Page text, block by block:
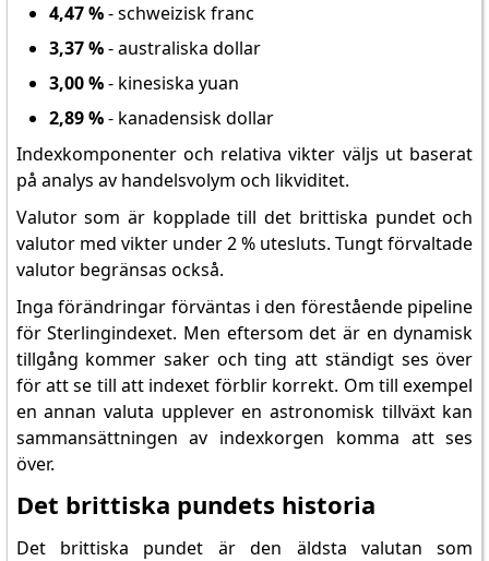
4,47 %- schweizisk franc
3,37 %- australiska dollar
3,00 %- kinesiska yuan
2,89 %- kanadensisk dollar
Indexkomponenter och relativa vikter väljs ut baserat
på analys av handelsvolym och likviditet.
Valutor som är kopplade till det brittiska pundet och
valutor med vikter under 2 % utesluts. Tungt förvaltade
valutor begränsas också.
Inga förändringar förväntas i den förestående pipeline
för Sterlingindexet. Men eftersom det är en dynamisk
tillgång kommer saker och ting att ständigt ses över
för att se till att indexet förblir korrekt. Om till exempel
en annan valuta upplever en astronomisk tillväxt kan
sammansättningen av indexkorgen komma att ses
över.
Det brittiska pundets historia
Det brittiska pundet är den äldsta valutan som